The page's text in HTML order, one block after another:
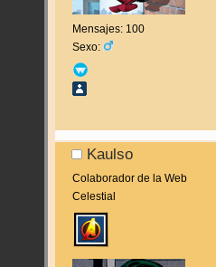
Mensajes: 100
Sexo:
Kaulso
Colaborador de la Web
Celestial